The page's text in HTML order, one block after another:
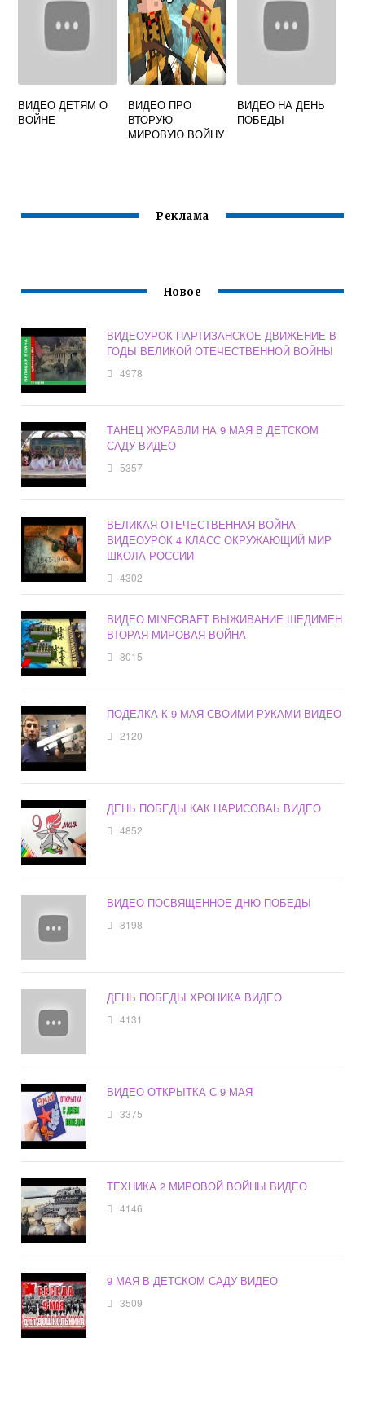
ВИДЕО ДЕТЯМ О
ВОЙНЕ
ВИДЕО ПРО
ВТОРУЮ
МИРОВУЮ ВОЙНУ
ВИДЕО НА ДЕНЬ
ПОБЕДЫ
Реклама
Новое
ВИДЕОУРОК ПАРТИЗАНСКОЕ ДВИЖЕНИЕ В
ГОДЫ ВЕЛИКОЙ ОТЕЧЕСТВЕННОЙ ВОЙНЫ
4978
ТАНЕЦ ЖУРАВЛИ НА 9 МАЯ В ДЕТСКОМ
САДУ ВИДЕО
5357
ВЕЛИКАЯ ОТЕЧЕСТВЕННАЯ ВОЙНА
ВИДЕОУРОК 4 КЛАСС ОКРУЖАЮЩИЙ МИР
ШКОЛА РОССИИ
4302
ВИДЕО MINECRAFT ВЫЖИВАНИЕ ШЕДИМЕН
ВТОРАЯ МИРОВАЯ ВОЙНА
8015
ПОДЕЛКА К 9 МАЯ СВОИМИ РУКАМИ ВИДЕО
2120
ДЕНЬ ПОБЕДЫ КАК НАРИСОВАЬ ВИДЕО
4852
ВИДЕО ПОСВЯЩЕННОЕ ДНЮ ПОБЕДЫ
8198
ДЕНЬ ПОБЕДЫ ХРОНИКА ВИДЕО
4131
ВИДЕО ОТКРЫТКА С 9 МАЯ
3375
ТЕХНИКА 2 МИРОВОЙ ВОЙНЫ ВИДЕО
4146
9 МАЯ В ДЕТСКОМ САДУ ВИДЕО
3509